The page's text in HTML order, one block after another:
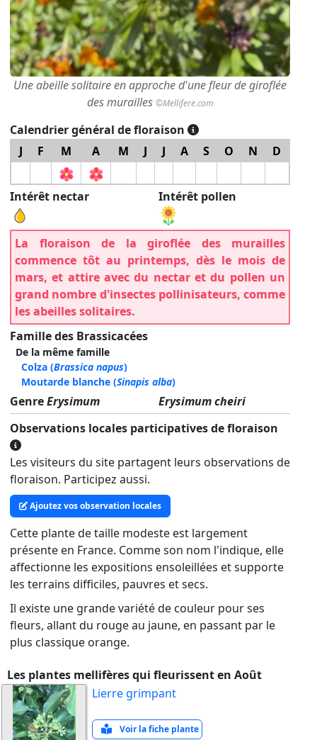
Cette plante de taille modeste est largement
présente en France. Comme son nom l'indique, elle
affectionne les expositions ensoleillées et supporte
les terrains difficiles, pauvres et secs.
Il existe une grande variété de couleur pour ses
fleurs, allant du rouge au jaune, en passant par le
plus classique orange.
Une abeille solitaire en approche d'une fleur de giroflée
des murailles ©Mellifere.com
Calendrier général de floraison
J
F M A M J J A S O N D
Intérêt nectar Intérêt pollen
La floraison de la giroflée des murailles
commence tôt au printemps, dès le mois de
mars, et attire avec du nectar et du pollen un
grand nombre d'insectes pollinisateurs, comme
les abeilles solitaires.
Famille des Brassicacées
De la même famille
Colza (Brassica napus)
Moutarde blanche (Sinapis alba)
GenreErysimum
Erysimum cheiri
Observations locales participatives de floraison
Les visiteurs du site partagent leurs observations de
floraison. Participez aussi.
Ajoutez vos observation locales
Les plantes mellifères qui fleurissent en Août
Lierre grimpant
Voir la fiche plante